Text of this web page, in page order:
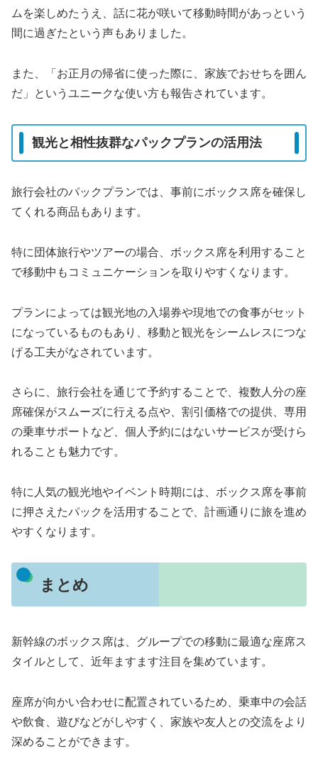
ムを楽しめたうえ、話に花が咲いて移動時間があっという
間に過ぎたという声もありました。
また、「お正月の帰省に使った際に、家族でおせちを囲ん
だ」というユニークな使い方も報告されています。
観光と相性抜群なパックプランの活用法
旅行会社のパックプランでは、事前にボックス席を確保し
てくれる商品もあります。
特に団体旅行やツアーの場合、ボックス席を利用すること
で移動中もコミュニケーションを取りやすくなります。
プランによっては観光地の入場券や現地での食事がセット
になっているものもあり、移動と観光をシームレスにつな
げる工夫がなされています。
さらに、旅行会社を通じて予約することで、複数人分の座
席確保がスムーズに行える点や、割引価格での提供、専用
の乗車サポートなど、個人予約にはないサービスが受けら
れることも魅力です。
特に人気の観光地やイベント時期には、ボックス席を事前
に押さえたパックを活用することで、計画通りに旅を進め
やすくなります。
まとめ
新幹線のボックス席は、グループでの移動に最適な座席ス
タイルとして、近年ますます注目を集めています。
座席が向かい合わせに配置されているため、乗車中の会話
や飲食、遊びなどがしやすく、家族や友人との交流をより
深めることができます。